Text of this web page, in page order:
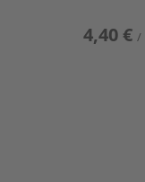
4,40 € /